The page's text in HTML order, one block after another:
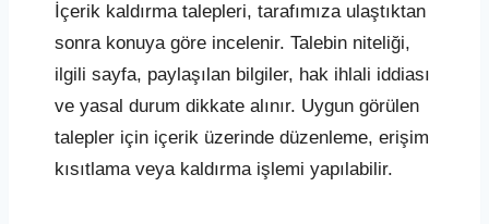
İçerik kaldırma talepleri, tarafımıza ulaştıktan
sonra konuya göre incelenir. Talebin niteliği,
ilgili sayfa, paylaşılan bilgiler, hak ihlali iddiası
ve yasal durum dikkate alınır. Uygun görülen
talepler için içerik üzerinde düzenleme, erişim
kısıtlama veya kaldırma işlemi yapılabilir.